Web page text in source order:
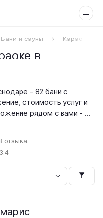
Бани и сауны Караоке
в
- 82 бани с
стоимость услуг и
рядом с вами - ...
отзыва.
3.4